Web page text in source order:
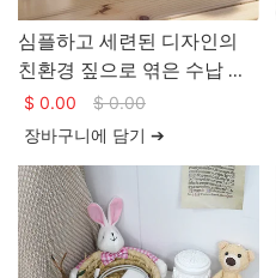
심플하고 세련된 디자인의
친환경 짚으로 엮은 수납 바
구니
$ 0.00 $0.00
장바구니에 담기 ➔